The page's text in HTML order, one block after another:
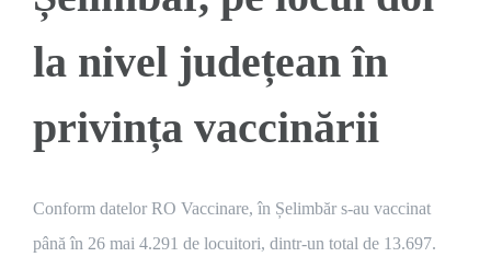
la nivel județean în
privința vaccinării
Conform datelor RO Vaccinare, în Șelimbăr s-au vaccinat
până în 26 mai 4.291 de locuitori, dintr-un total de 13.697.